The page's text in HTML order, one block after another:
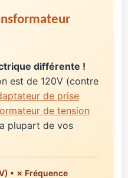
différente !
est de 120V (contre
de prise
de tension
plupart de vos
• ✗ Fréquence